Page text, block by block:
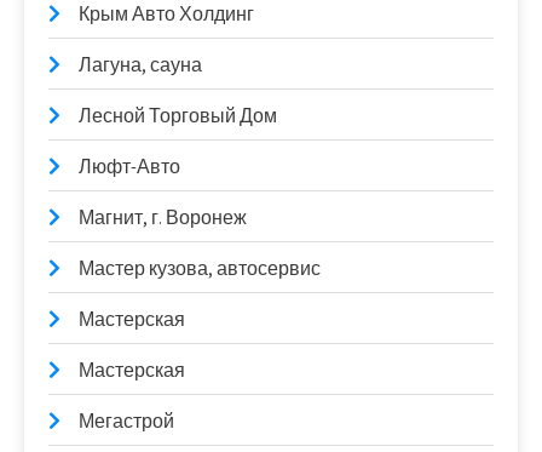
Крым Авто Холдинг
Лагуна, сауна
Лесной Торговый Дом
Люфт-Авто
Магнит, г. Воронеж
Мастер кузова, автосервис
Мастерская
Мастерская
Мегастрой